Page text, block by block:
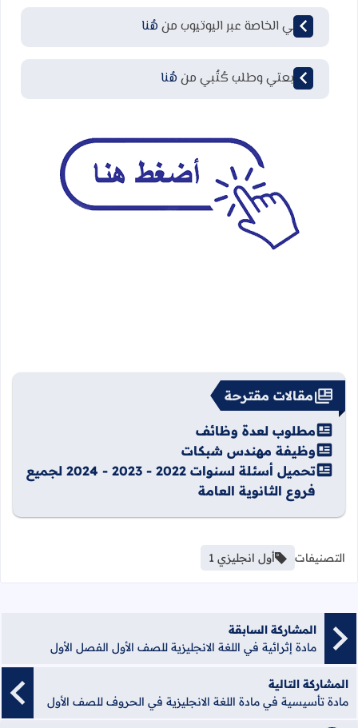
قناتي الخاصة عبر اليوتيوب من هُنا
لمتابعتي وطلب كُتُبي من هُنا
مقالات مقترحة
مطلوب لعدة وظائف
وظيفة مهندس شبكات
تحميل أسئلة لسنوات 2022 - 2023 - 2024 لجميع
فروع الثانوية العامة
التصنيفات أول انجليزي 1
المشاركة السابقة
مادة إثرائية في اللغة الانجليزية للصف الأول الفصل الأول
المشاركة التالية
مادة تأسيسية في مادة اللغة الانجليزية في الحروف للصف الأول